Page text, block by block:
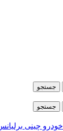
جستجو
جستجو
خودرو چینی